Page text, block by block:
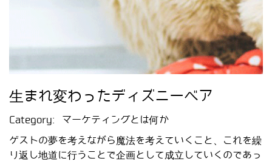
生まれ変わったディズニーベア
Category: マーケティングとは何か
ゲストの夢を考えながら魔法を考えていくこと、これを繰
り返し地道に行うことで企画として成立していくのであっ